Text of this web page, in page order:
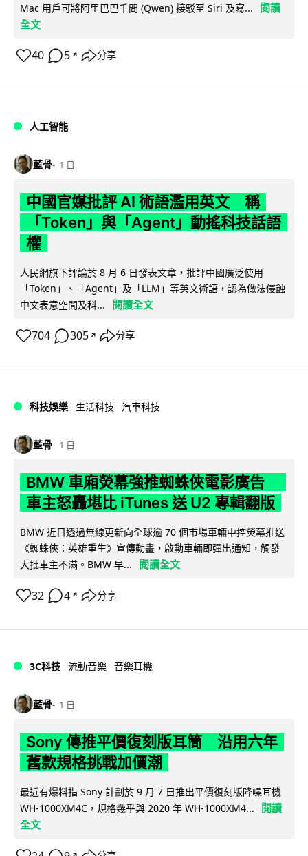
Mac 用戶可將阿里巴巴千問 (Qwen) 接駁至 Siri 及寫...
閱讀
全文
40 5 ↗ 分享
人工智能
藍骨 1 日
中國官媒批評 AI 術語濫用英文 稱
「Token」與「Agent」動搖科技話語
權
人民網旗下評論於 8 月 6 日發表文章，批評中國廣泛使用
「Token」、「Agent」及「LLM」等英文術語，認為做法侵蝕
中文表意空間及科...
閱讀全文
704 305 ↗ 分享
科技娛樂 生活科技 汽車科技
藍骨 1 日
BMW 車廂熒幕強推蜘蛛俠電影廣告
車主怒轟堪比 iTunes 送 U2 專輯翻版
BMW 近日透過無線更新向全球逾 70 個市場車輛中控熒幕推送
《蜘蛛俠：英雄重生》宣傳動畫，啟動車輛即彈出通知，觸發
大批車主不滿。BMW 早...
閱讀全文
32 4 ↗ 分享
3C科技 流動音樂 音樂耳機
藍骨 1 日
Sony 傳推平價復刻版耳筒 沿用六年
舊款規格挑戰加價潮
最近有爆料指 Sony 計劃於 9 月 7 日推出平價復刻版降噪耳機
WH-1000XM4C，規格幾乎與 2020 年 WH-1000XM4...
閱讀
全文